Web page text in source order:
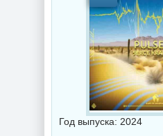
Год выпуска: 2024